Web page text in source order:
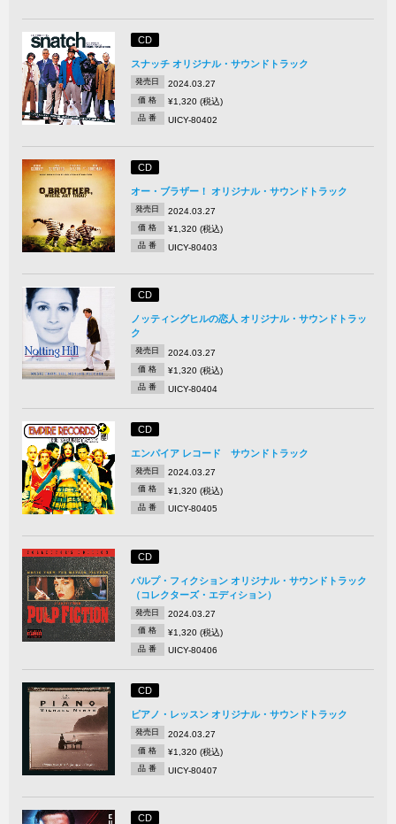
CD
スナッチ オリジナル・サウンドトラック
発売日 2024.03.27
価 格 ¥1,320 (税込)
品 番 UICY-80402
CD
オー・ブラザー！ オリジナル・サウンドトラック
発売日 2024.03.27
価 格 ¥1,320 (税込)
品 番 UICY-80403
CD
ノッティングヒルの恋人 オリジナル・サウンドトラッ
ク
発売日 2024.03.27
価 格 ¥1,320 (税込)
品 番 UICY-80404
CD
エンパイア レコード サウンドトラック
発売日 2024.03.27
価 格 ¥1,320 (税込)
品 番 UICY-80405
CD
パルプ・フィクション オリジナル・サウンドトラック
（コレクターズ・エディション）
発売日 2024.03.27
価 格 ¥1,320 (税込)
品 番 UICY-80406
CD
ピアノ・レッスン オリジナル・サウンドトラック
発売日 2024.03.27
価 格 ¥1,320 (税込)
品 番 UICY-80407
CD